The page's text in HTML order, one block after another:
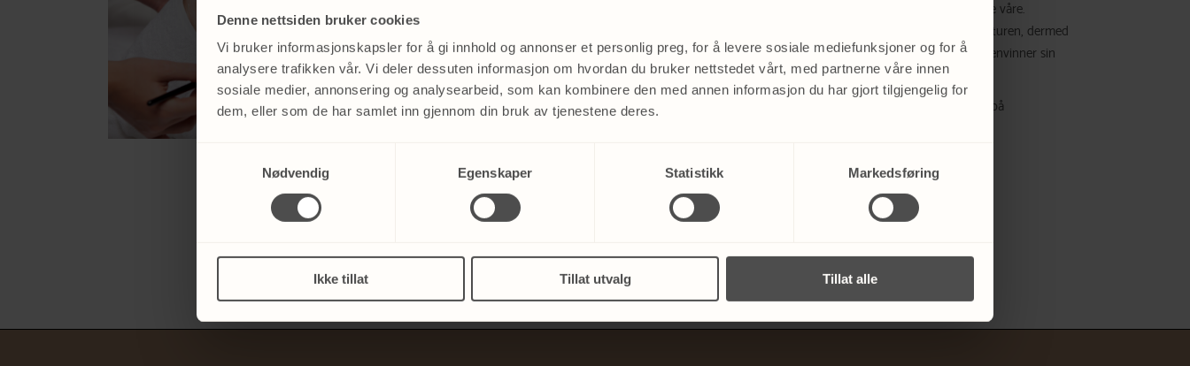
Denne nettsiden bruker cookies
Vi bruker informasjonskapsler for å gi innhold og annonser et personlig preg, for å levere sosiale mediefunksjoner og for å
analysere trafikken vår. Vi deler dessuten informasjon om hvordan du bruker nettstedet vårt, med partnerne våre innen
sosiale medier, annonsering og analysearbeid, som kan kombinere den med annen informasjon du har gjort tilgjengelig for
dem, eller som de har samlet inn gjennom din bruk av tjenestene deres.
Nødvendig
Egenskaper Statistikk Markedsføring
Ikke tillat Tillat utvalg Tillat alle
Dette er en peeling som sørger for dermal regenerering og revitalisering, altså den påvirker hudcellene våre.
Synergien av ingrediensene i peelingen gir en revitaliserende og gjenoppbyggende effekt på hudstrukturen, dermed
en reduksjon hudaldring grunnet sol, bedrer elastisiteten og collagenproduksjonen i huden. Huden gjenvinner sin
energi, elastisitet og glød.
Peelingen er super alene og perfekt før biostimulerende injeksjoner. Denne peelingen virker ikke bare på
BOOK TIME